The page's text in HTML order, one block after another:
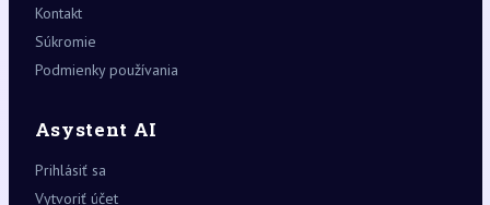
Kontakt
Súkromie
Podmienky používania
Asystent AI
Prihlásiť sa
Vytvoriť účet